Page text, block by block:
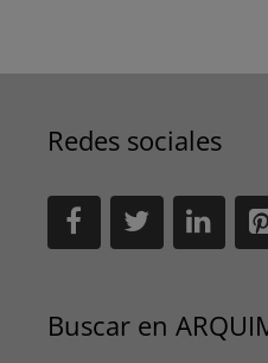
Redes sociales
Buscar en